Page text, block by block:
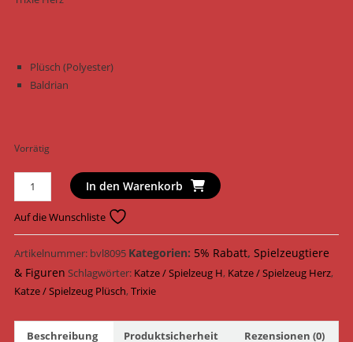
Plüsch (Polyester)
Baldrian
Vorrätig
Trixie
Katzenspielzeug
Herz
Plüsch
14
cm
45722
In den Warenkorb
Auf die Wunschliste
Artikelnummer: bvl8095 Kategorien: 5% Rabatt, Spielzeugtiere
& Figuren Schlagwörter: Katze / Spielzeug H, Katze / Spielzeug Herz,
Katze / Spielzeug Plüsch,Trixie
Beschreibung Produktsicherheit Rezensionen (0)